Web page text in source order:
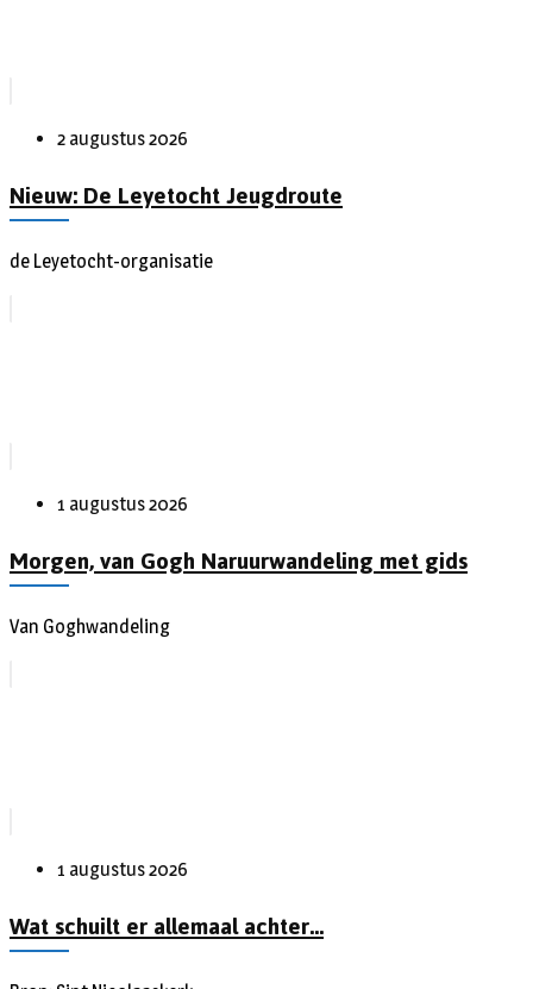
2 augustus 2026
Nieuw: De Leyetocht Jeugdroute
de Leyetocht-organisatie
1 augustus 2026
Morgen, van Gogh Naruurwandeling met gids
Van Goghwandeling
1 augustus 2026
Wat schuilt er allemaal achter…